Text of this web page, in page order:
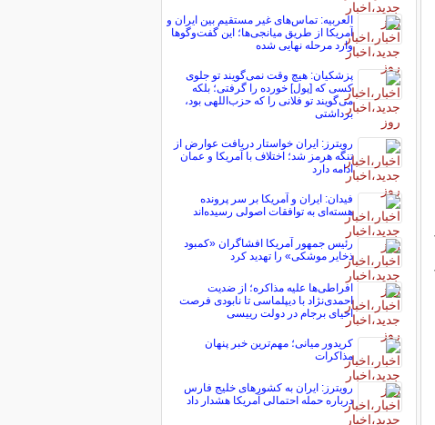
العربیه: تماس‌های غیر مستقیم بین ایران و
آمریکا از طریق میانجی‌ها؛ این گفت‌و‌گو‌ها
وارد مرحله نهایی شده
پزشکیان: هیچ وقت نمی‌گویند تو جلوی
کسی که [پول] خورده را گرفتی؛ بلکه
می‌گویند تو فلانی را که حزب‌اللهی بود،
برداشتی
رویترز: ایران خواستار دریافت عوارض از
تنگه هرمز شد؛ اختلاف با آمریکا و عمان
ادامه دارد
فیدان: ایران و آمریکا بر سر پرونده
هسته‌ای به توافقات اصولی رسیده‌اند
رئیس جمهور آمریکا افشاگران «کمبود
ذخایر موشکی» را تهدید کرد
افراطی‌ها علیه مذاکره؛ از ضدیت
احمدی‌نژاد با دیپلماسی تا نابودی فرصت
احیای برجام در دولت رییسی
کریدور میانی؛ مهم‌ترین خبر پنهان
مذاکرات
رویترز: ایران به کشورهای خلیج فارس
درباره حمله احتمالی آمریکا هشدار داد